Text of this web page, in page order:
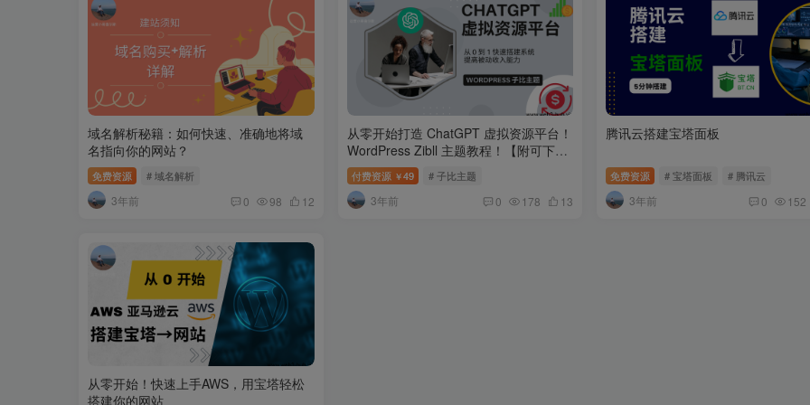
域名解析秘籍：如何快速、准确地将域
名指向你的网站？
免费资源 # 域名解析
3年前 0 98 12
从零开始打造 ChatGPT 虚拟资源平台！
WordPress Zibll 主题教程！【附可下载
已授权主题】
付费资源 ￥49 # 子比主题
3年前 0 178 13
腾讯云搭建宝塔面板
免费资源 # 宝塔面板 # 腾讯云
3年前 0 152
从零开始！快速上手AWS，用宝塔轻松
搭建你的网站